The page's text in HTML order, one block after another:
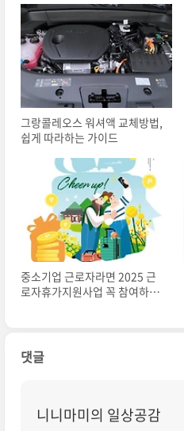
그랑콜레오스 워셔액 교체방법,
쉽게 따라하는 가이드
중소기업 근로자라면 2025 근
로자휴가지원사업 꼭 참여하세
댓글
니니마미의 일상공감